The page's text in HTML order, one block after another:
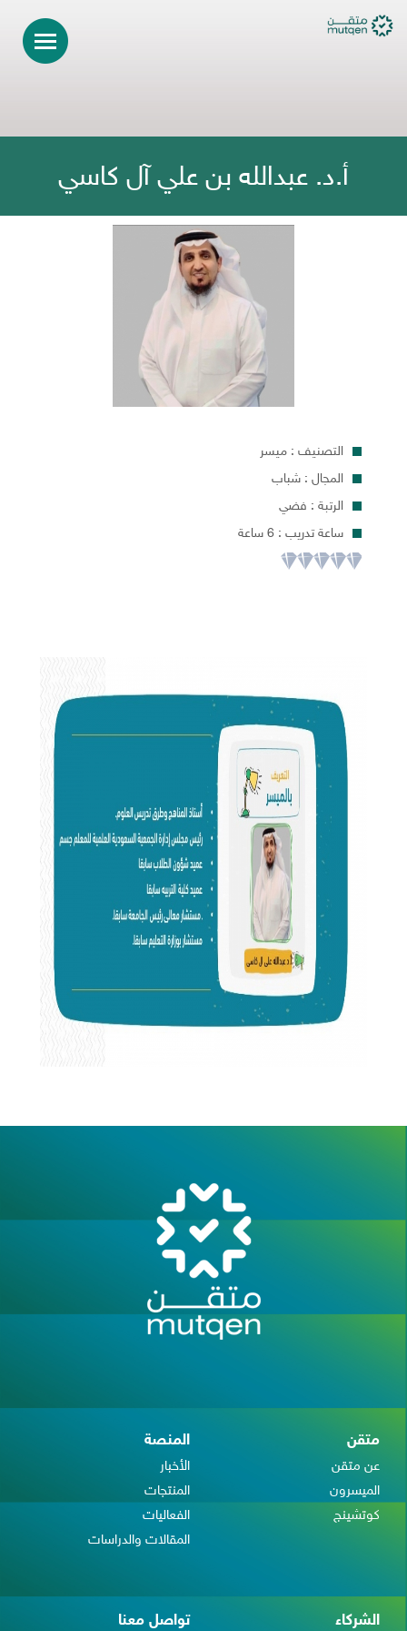
أ.د. عبدالله بن علي آل كاسي
التصنيف : ميسر
المجال : شباب
الرتبة : فضي
ساعة تدريب : 6 ساعة
متقن
عن متقن
الميسرون
كوتشينج
المنصة
الأخبار
المنتجات
الفعاليات
المقالات والدراسات
الشركاء تواصل معنا